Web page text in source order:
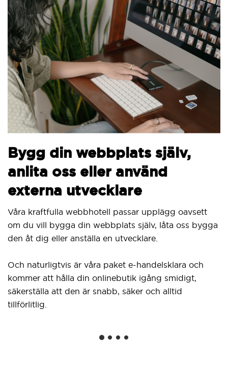
Bygg din webbplats själv,
anlita oss eller använd
externa utvecklare
Våra kraftfulla webbhotell passar upplägg oavsett
om du vill bygga din webbplats själv, låta oss bygga
den åt dig eller anställa en utvecklare.
Och naturligtvis är våra paket e-handelsklara och
kommer att hålla din onlinebutik igång smidigt,
säkerställa att den är snabb, säker och alltid
tillförlitlig.